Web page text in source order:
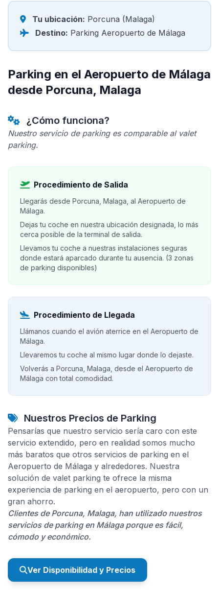
Tu ubicación: Porcuna (Malaga)
Destino: Parking Aeropuerto de Málaga
Parking en el Aeropuerto de Málaga
desde Porcuna, Malaga
¿Cómo funciona?
Nuestro servicio de parking es comparable al valet
parking.
Procedimiento de Salida
Llegarás desde Porcuna, Malaga, al Aeropuerto de
Málaga.
Dejas tu coche en nuestra ubicación designada, lo más
cerca posible de la terminal de salida.
Llevamos tu coche a nuestras instalaciones seguras
donde estará aparcado durante tu ausencia. (3 zonas
de parking disponibles)
Procedimiento de Llegada
Llámanos cuando el avión aterrice en el Aeropuerto de
Málaga.
Llevaremos tu coche al mismo lugar donde lo dejaste.
Volverás a Porcuna, Malaga, desde el Aeropuerto de
Málaga con total comodidad.
Nuestros Precios de Parking
Pensarías que nuestro servicio sería caro con este
servicio extendido, pero en realidad somos mucho
más baratos que otros servicios de parking en el
Aeropuerto de Málaga y alrededores. Nuestra
solución de valet parking te ofrece la misma
experiencia de parking en el aeropuerto, pero con un
gran ahorro.
Clientes de Porcuna, Malaga, han utilizado nuestros
servicios de parking en Málaga porque es fácil,
cómodo y económico.
Ver Disponibilidad y Precios